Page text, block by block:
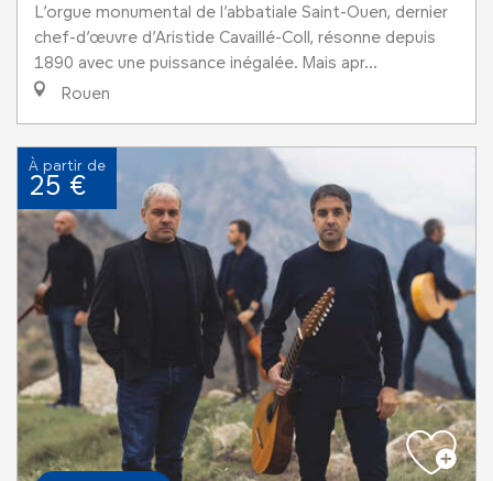
L’orgue monumental de l’abbatiale Saint-Ouen, dernier
chef-d’œuvre d’Aristide Cavaillé-Coll, résonne depuis
1890 avec une puissance inégalée. Mais apr...
Rouen
À partir de
25 €